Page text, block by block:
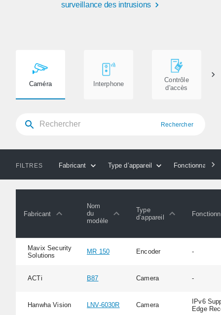
surveillance des intrusions
Caméra Interphone
Contrôle
d'accès
Rechercher
FILTRES Fabricant Type d’appareil Fonctionnalités
Fabricant
Nom
du
modèle
Type
d’appareil
Mavix Security
Solutions
MR 150 Encoder -
ACTi B87 Camera -
Hanwha Vision LNV-6030R Camera
IPv6
Edge